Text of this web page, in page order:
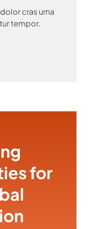
cras urna
tempor.
for